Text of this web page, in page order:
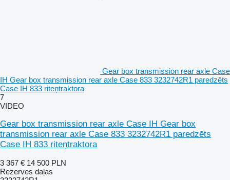
Gear box transmission rear axle Case
IH Gear box transmission rear axle Case 833 3232742R1 paredzēts
Case IH 833 riteņtraktora
7
VIDEO
Gear box transmission rear axle Case IH Gear box
transmission rear axle Case 833 3232742R1 paredzēts
Case IH 833 riteņtraktora
3 367 € 14 500 PLN
Rezerves daļas